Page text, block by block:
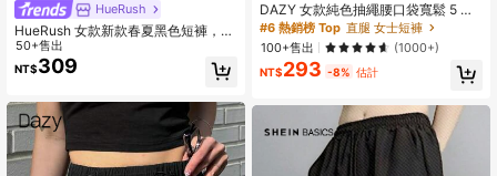
HueRush
HueRush 女款新款春夏黑色短褲，Y
2K風格，適合外出，完美適用於派
對、音樂節和酒吧聚會，休閒或日常
穿著
50+售出
NT$309
DAZY 女款純色抽繩腰口袋寬鬆 5 吋
內縫短褲 校園風
#6 熱銷榜 Top 直腿 女士短褲
100+售出
(1000+)
NT$293 -8% 估計